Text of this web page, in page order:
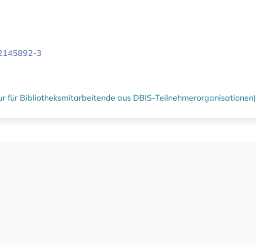
3
für Bibliotheksmitarbeitende aus DBIS-Teilnehmerorganisationen)